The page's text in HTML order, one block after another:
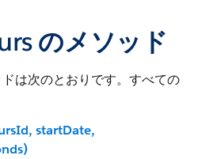
のメソッド
は次のとおりです。すべての
startDate,